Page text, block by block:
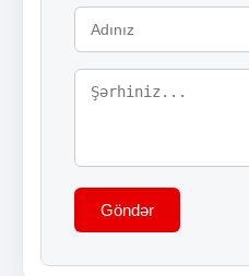
Göndər